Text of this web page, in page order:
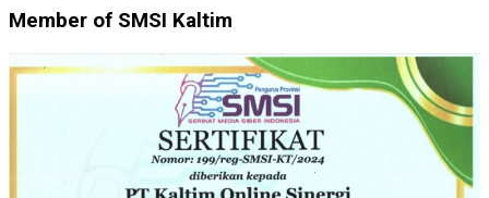
Member of SMSI Kaltim